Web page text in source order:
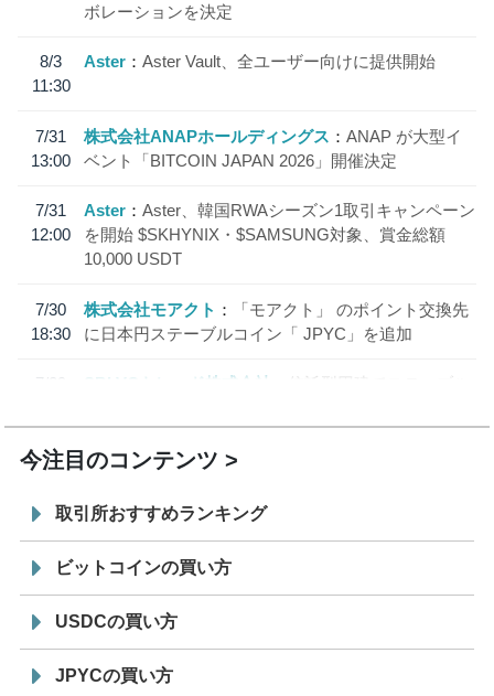
ボレーションを決定
8/3
11:30
Aster Aster Vault、全ユーザー向けに提供開始
7/31
13:00
株式会社ANAPホールディングス
ANAP が大型イ
ベント「BITCOIN JAPAN 2026」開催決定
7/31
12:00
Aster
Aster、韓国RWAシーズン1取引キャンペーン
を開始 $SKHYNIX・$SAMSUNG対象、賞金総額
10,000 USDT
7/30
18:30
株式会社モアクト
「モアクト」 のポイント交換先
に日本円ステーブルコイン「 JPYC」を追加
7/29
SBI VCトレード株式会社
信託型円建てステーブル
今注目のコンテンツ
取引所おすすめランキング
ビットコインの買い方
USDCの買い方
JPYCの買い方